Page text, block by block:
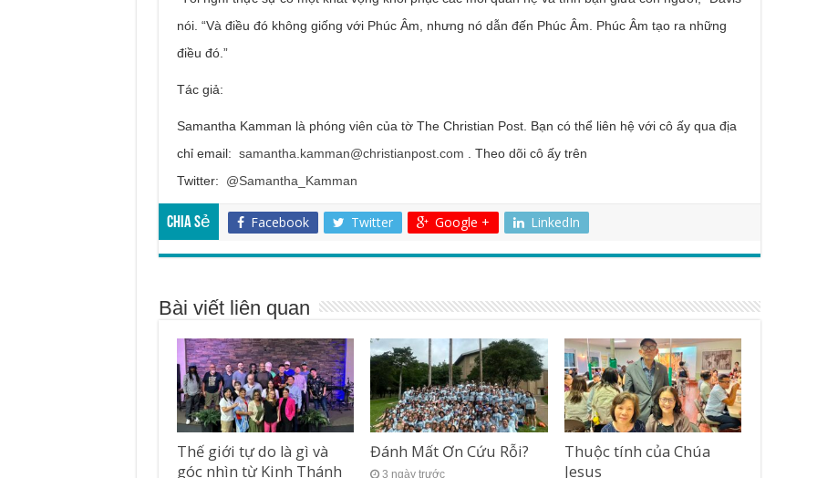
nói. “Và điều đó không giống với Phúc Âm, nhưng nó dẫn đến Phúc Âm. Phúc Âm tạo ra những
điều đó.”
Tác giả:
Samantha Kamman là phóng viên của tờ The Christian Post. Bạn có thể liên hệ với cô ấy qua địa
chỉ email: samantha.kamman@christianpost.com . Theo dõi cô ấy trên
Twitter: @Samantha_Kamman
Chia sẻ Facebook Twitter Google + LinkedIn
Bài viết liên quan
Thế giới tự do là gì và
góc nhìn từ Kinh Thánh
Đánh Mất Ơn Cứu Rỗi?
3 ngày trước
Thuộc tính của Chúa
Jesus